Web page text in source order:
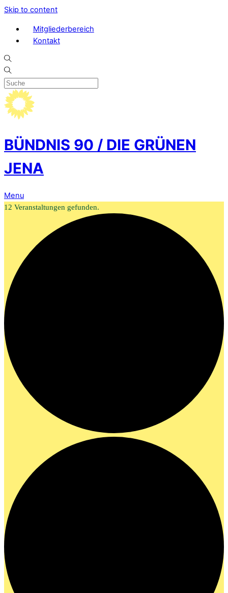
Skip to content
Mitgliederbereich
Kontakt
BÜNDNIS 90 / DIE GRÜNEN
JENA
Menu
12 Veranstaltungen gefunden.